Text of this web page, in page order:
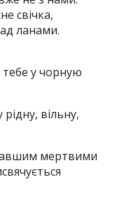
свічка,
ланами.
у чорную
вільну,
мертвими